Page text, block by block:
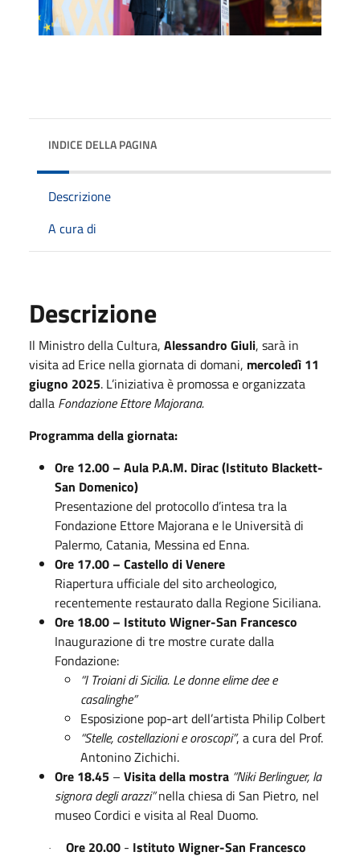
INDICE DELLA PAGINA
Descrizione
A cura di
Descrizione
Il Ministro della Cultura, Alessandro Giuli, sarà in
visita ad Erice nella giornata di domani, mercoledì 11
giugno 2025. L’iniziativa è promossa e organizzata
dalla Fondazione Ettore Majorana.
Programma della giornata:
Ore 12.00 – Aula P.A.M. Dirac (Istituto Blackett-
San Domenico)
Presentazione del protocollo d’intesa tra la
Fondazione Ettore Majorana e le Università di
Palermo, Catania, Messina ed Enna.
Ore 17.00 – Castello di Venere
Riapertura ufficiale del sito archeologico,
recentemente restaurato dalla Regione Siciliana.
Ore 18.00 – Istituto Wigner-San Francesco
Inaugurazione di tre mostre curate dalla
Fondazione:
“I Troiani di Sicilia. Le donne elime dee e
casalinghe”
Esposizione pop-art dell’artista Philip Colbert
“Stelle, costellazioni e oroscopi”, a cura del Prof.
Antonino Zichichi.
Ore 18.45 – Visita della mostra “Niki Berlinguer, la
signora degli arazzi”nella chiesa di San Pietro, nel
museo Cordici e visita al Real Duomo.
· Ore 20.00- Istituto Wigner-San Francesco